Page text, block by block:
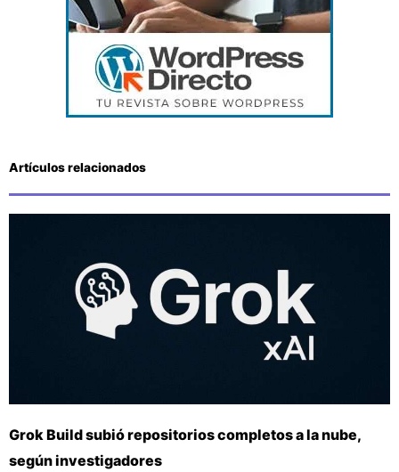
Artículos relacionados
Grok Build subió repositorios completos a la nube,
según investigadores